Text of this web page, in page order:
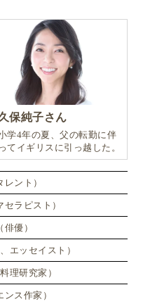
ナメントなどの季節の
スボール、ストレス
ークやレターセッ
商品内容も様々でし
保純子さん
学4年の夏、父の転勤に伴
ってイギリスに引っ越した。
ント）
ラピスト）
優）
エッセイスト）
理研究家）
ス作家）